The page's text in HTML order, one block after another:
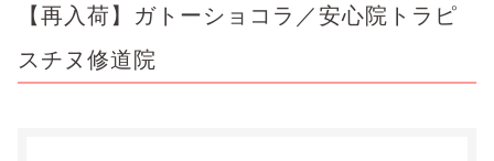
【再入荷】ガトーショコラ／安心院トラピ
スチヌ修道院